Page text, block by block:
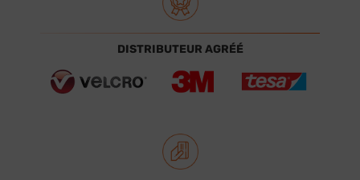
DISTRIBUTEUR AGRÉÉ